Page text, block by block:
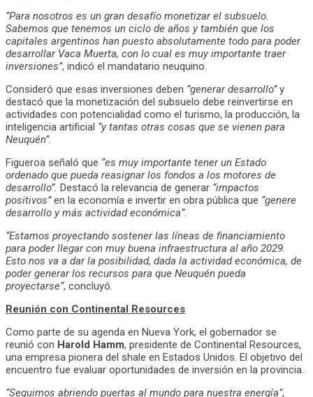
“Para nosotros es un gran desafío monetizar el subsuelo.
Sabemos que tenemos un ciclo de años y también que los
capitales argentinos han puesto absolutamente todo para poder
desarrollar Vaca Muerta, con lo cual es muy importante traer
inversiones”, indicó el mandatario neuquino.
Consideró que esas inversiones deben “generar desarrollo”y
destacó que la monetización del subsuelo debe reinvertirse en
actividades con potencialidad como el turismo, la producción, la
inteligencia artificial “y tantas otras cosas que se vienen para
Neuquén”.
Figueroa señaló que “es muy importante tener un Estado
ordenado que pueda reasignar los fondos a los motores de
desarrollo”. Destacó la relevancia de generar “impactos
positivos”en la economía e invertir en obra pública que “genere
desarrollo y más actividad económica”.
“Estamos proyectando sostener las líneas de financiamiento
para poder llegar con muy buena infraestructura al año 2029.
Esto nos va a dar la posibilidad, dada la actividad económica, de
poder generar los recursos para que Neuquén pueda
proyectarse”, concluyó.
Reunión con Continental Resources
Como parte de su agenda en Nueva York, el gobernador se
reunió con Harold Hamm, presidente de Continental Resources,
una empresa pionera del shale en Estados Unidos. El objetivo del
encuentro fue evaluar oportunidades de inversión en la provincia.
“Seguimos abriendo puertas al mundo para nuestra energía”,